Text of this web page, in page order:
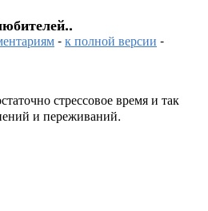
-к полной версии -
стрессовое время и так
и переживаний.